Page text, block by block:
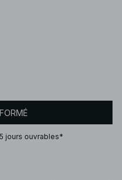
jours ouvrables*